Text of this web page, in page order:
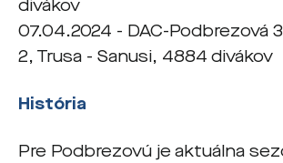
divákov
07.04.2024 - DAC-Podbrezová
2, Trusa - Sanusi, 4884 divákov
História
Pre Podbrezovú je aktuálna